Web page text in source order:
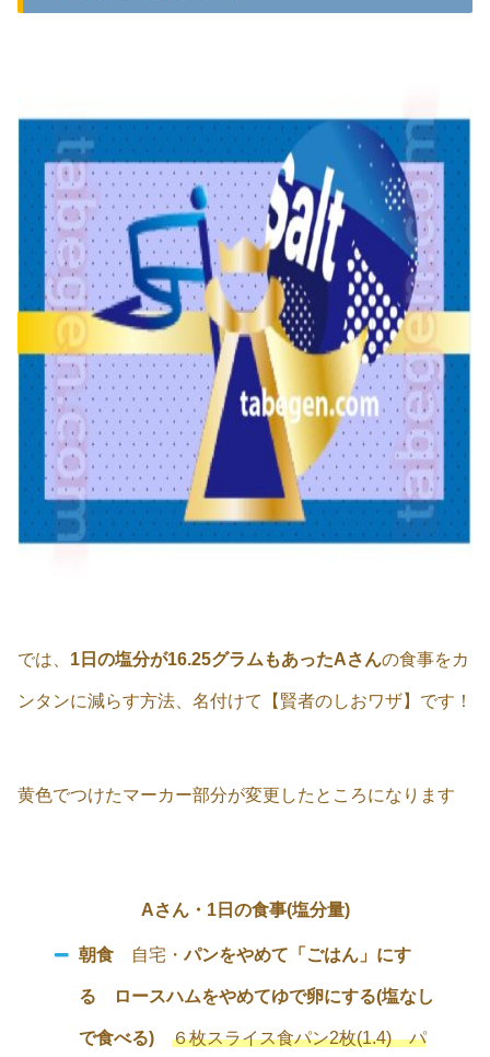
では、 1日の塩分が16.25グラムもあったAさんの食事をカ
ンタンに減らす方法、名付けて【賢者のしおワザ】です！
黄色でつけたマーカー部分が変更したところになります
Aさん・1日の食事(塩分量)
朝食 自宅・パンをやめて「ごはん」にす
る ロースハムをやめてゆで卵にする(塩なし
で食べる)６枚スライス食パン2枚(1.4) パ